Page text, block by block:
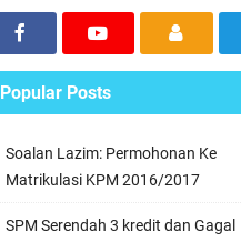
Popular Posts
Soalan Lazim: Permohonan Ke
Matrikulasi KPM 2016/2017
SPM Serendah 3 kredit dan Gagal